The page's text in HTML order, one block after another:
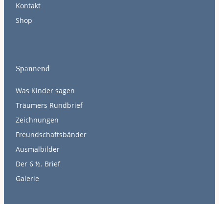
Kontakt
Shop
Spannend
Was Kinder sagen
Träumers Rundbrief
Zeichnungen
Freundschaftsbänder
Ausmalbilder
Der 6 ½. Brief
Galerie